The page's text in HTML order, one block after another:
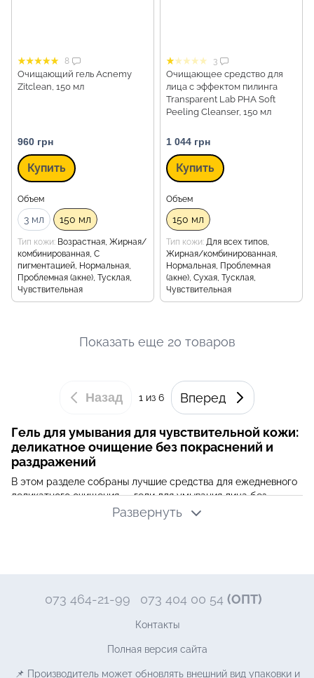
8
Очищающий гель Acnemy
Zitclean, 150 мл
960 грн
Купить
Объем
3 мл 150 мл
Тип кожи Возрастная, Жирная/
комбинированная, С
пигментацией, Нормальная,
Проблемная (акне), Тусклая,
Чувствительная
3
Очищающее средство для
лица с эффектом пилинга
Transparent Lab PHA Soft
Peeling Cleanser, 150 мл
1 044 грн
Купить
Объем
150 мл
Тип кожи Для всех типов,
Жирная/комбинированная,
Нормальная, Проблемная
(акне), Сухая, Тусклая,
Чувствительная
Показать еще 20 товаров
Назад 1 из 6 Вперед
Гель для умывания для чувствительной кожи:
деликатное очищение без покраснений и
раздражений
В этом разделе собраны лучшие средства для ежедневного
деликатного очищения — гели для умывания лица без
агрессивных сульфатов, спирта и искусственных
требует особенного геля?
Чувствительная кожа — это не просто «капризный» тип: она
который внешние раздражители проникают значительно
Развернуть
073 464-21-99 073 404 00 54 (ОПТ)
Контакты
Полная версия сайта
📌 Производитель может обновлять внешний вид упаковки и